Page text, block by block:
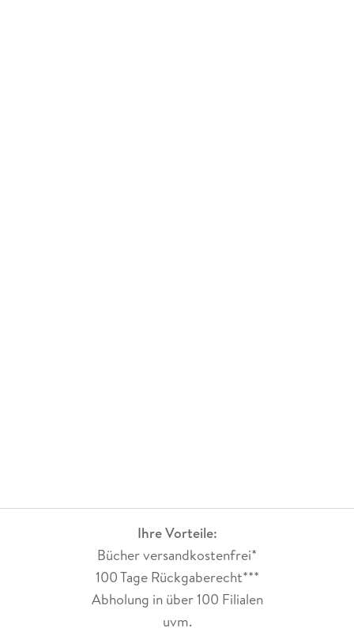
Ihre Vorteile:
Bücher versandkostenfrei*
100 Tage Rückgaberecht***
Abholung in über 100 Filialen
uvm.